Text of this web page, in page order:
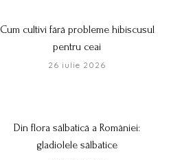
Cum cultivi fără probleme hibiscusul
pentru ceai
26 iulie 2026
Din flora sălbatică a României:
gladiolele sălbatice